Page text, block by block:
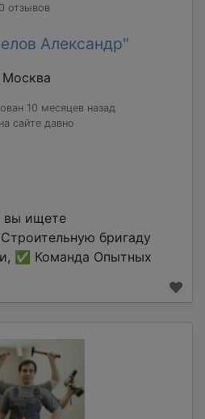
0 отзывов
Александр"
Москва
10 месяцев назад
сайте давно
вы ищете
бригаду
✅ Команда Опытных